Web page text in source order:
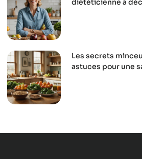
diététicienne à
Les secrets
astuces pour une